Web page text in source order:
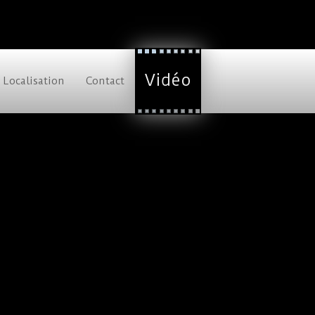
Localisation Contact Vidéo